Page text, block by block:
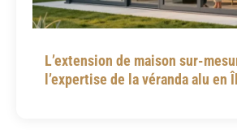
L’extension de maison sur-
l’expertise de la véranda alu en